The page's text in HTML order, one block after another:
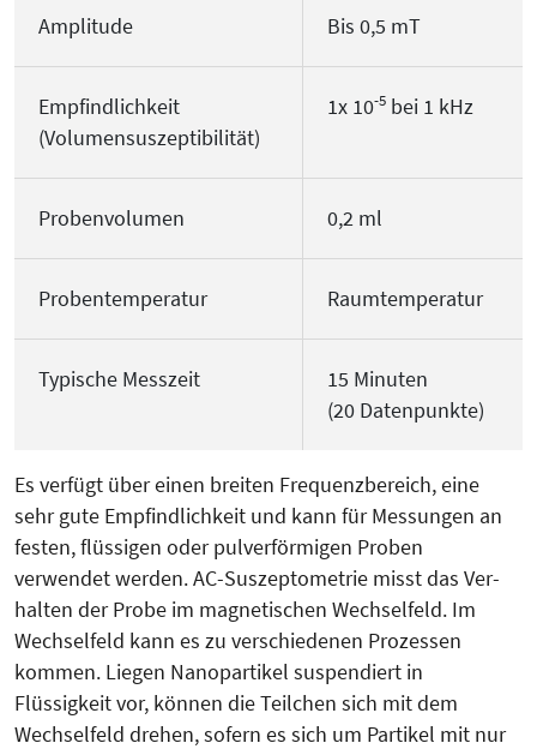
Amplitude Bis 0,5 mT
Empfindlichkeit
(Volumensuszeptibilität)
1x 10-5 bei 1 kHz
Probenvolumen 0,2 ml
Probentemperatur Raumtemperatur
Typische Messzeit
15 Minuten
(20 Datenpunkte)
Es verfügt über einen breiten Frequenzbereich, eine
sehr gute Empfindlichkeit und kann für Mes­sun­gen an
festen, flüssigen oder pulverförmigen Proben
verwendet wer­den. AC-Suszeptometrie misst das Ver­
hal­ten der Probe im magnetischen Wech­selfeld. Im
Wechselfeld kann es zu ver­schiedenen Prozessen
kommen. Liegen Nanopartikel suspen­diert in
Flüssigkeit vor, können die Teil­chen sich mit dem
Wechselfeld drehen, sofern es sich um Partikel mit nur